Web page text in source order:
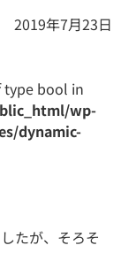
2019年7月23日
type bool in
wp-
dynamic-
たが、そろそ